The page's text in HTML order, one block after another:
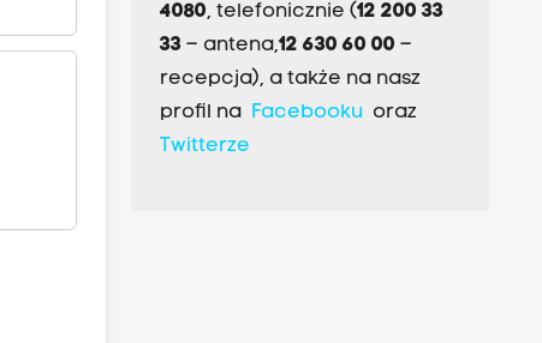
4080, telefonicznie (12 200 33
33– antena,12 630 60 00 –
recepcja), a także na nasz
profil na Facebookuoraz
Twitterze